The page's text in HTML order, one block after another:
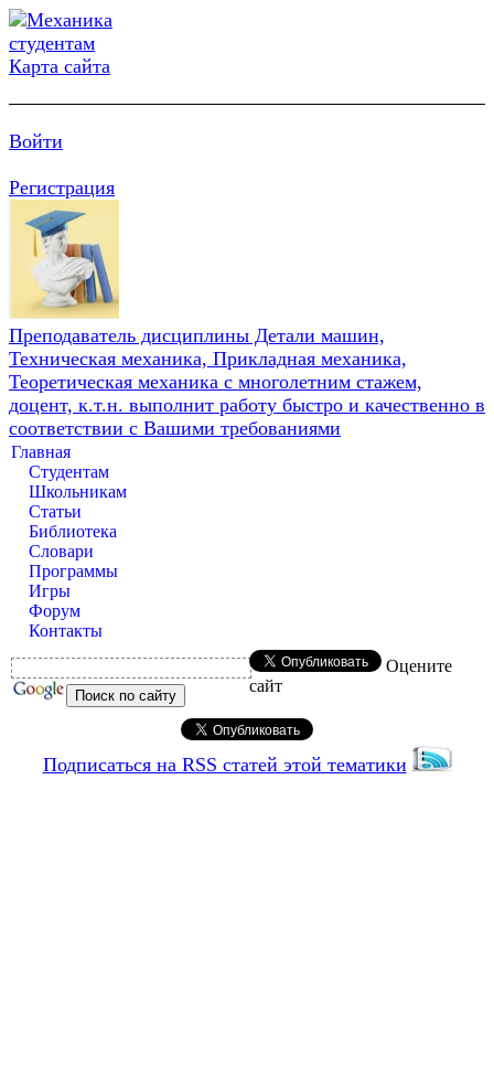
Карта сайта
Войти
Регистрация
Преподаватель дисциплины Детали машин,
Техническая механика, Прикладная механика,
Теоретическая механика с многолетним стажем,
доцент, к.т.н. выполнит работу быстро и качественно в
соответствии с Вашими требованиями
Главная
Студентам
Школьникам
Статьи
Библиотека
Словари
Программы
Игры
Форум
Контакты
Оцените
сайт
Подписаться на RSS статей этой тематики